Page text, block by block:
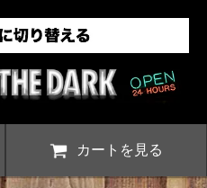
カートを見る